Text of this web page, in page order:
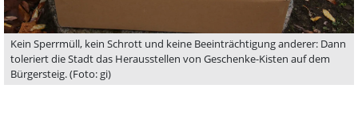
Kein Sperrmüll, kein Schrott und keine Beeinträchtigung anderer: Dann
toleriert die Stadt das Herausstellen von Geschenke-Kisten auf dem
Bürgersteig. (Foto: gi)